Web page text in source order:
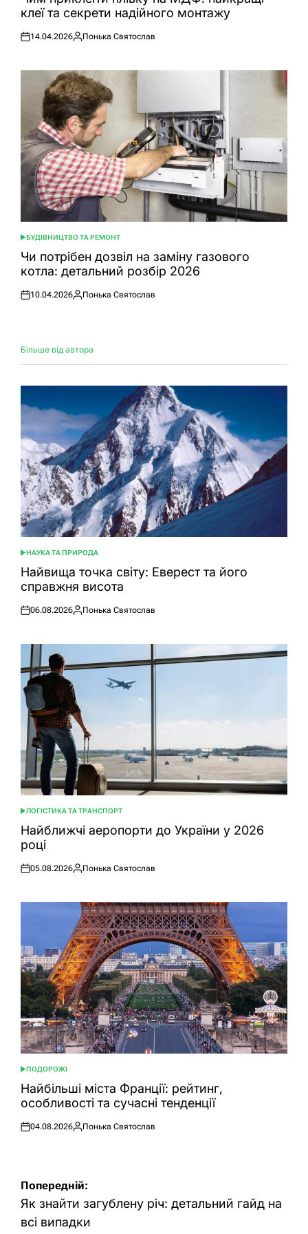
клеї та секрети надійного монтажу
Оприлюднено
14.04.2026
Опубліковано
Понька Святослав
ОПУБЛІКУВАТИ
У
БУДІВНИЦТВО ТА РЕМОНТ
Чи потрібен дозвіл на заміну газового
котла: детальний розбір 2026
Оприлюднено
10.04.2026
Опубліковано
Понька Святослав
Більше від автора
ОПУБЛІКУВАТИ
У
НАУКА ТА ПРИРОДА
Найвища точка світу: Еверест та його
справжня висота
Оприлюднено
06.08.2026
Опубліковано
Понька Святослав
ОПУБЛІКУВАТИ
У
ЛОГІСТИКА ТА ТРАНСПОРТ
Найближчі аеропорти до України у 2026
році
Оприлюднено
05.08.2026
Опубліковано
Понька Святослав
ОПУБЛІКУВАТИ
У
ПОДОРОЖІ
Найбільші міста Франції: рейтинг,
особливості та сучасні тенденції
Оприлюднено
04.08.2026
Опубліковано
Понька Святослав
Навігація
записів
Попередній:
Як знайти загублену річ: детальний гайд на
всі випадки